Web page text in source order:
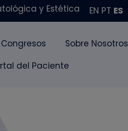
y Estética EN PT ES
Congresos Sobre Nosotros
del Paciente